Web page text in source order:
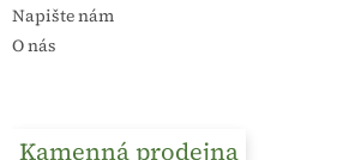
Napište nám
O nás
Kamenná prodejna